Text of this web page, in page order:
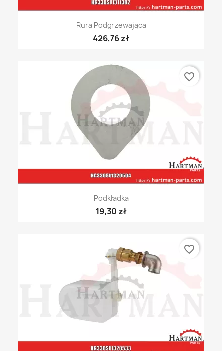
Rura Podgrzewająca
426,76 zł
Podkładka
19,30 zł
favorite_border
favorite_border